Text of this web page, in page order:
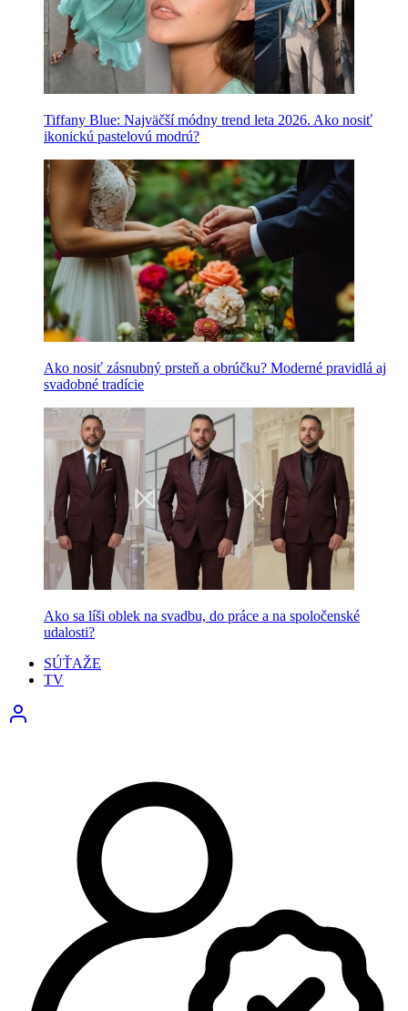
Tiffany Blue: Najväčší módny trend leta 2026. Ako nosiť
ikonickú pastelovú modrú?
Ako nosiť zásnubný prsteň a obrúčku? Moderné pravidlá aj
svadobné tradície
Ako sa líši oblek na svadbu, do práce a na spoločenské
udalosti?
SÚŤAŽE
TV